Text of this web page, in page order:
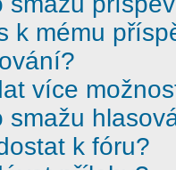
k mému
více
smažu
k fóru?